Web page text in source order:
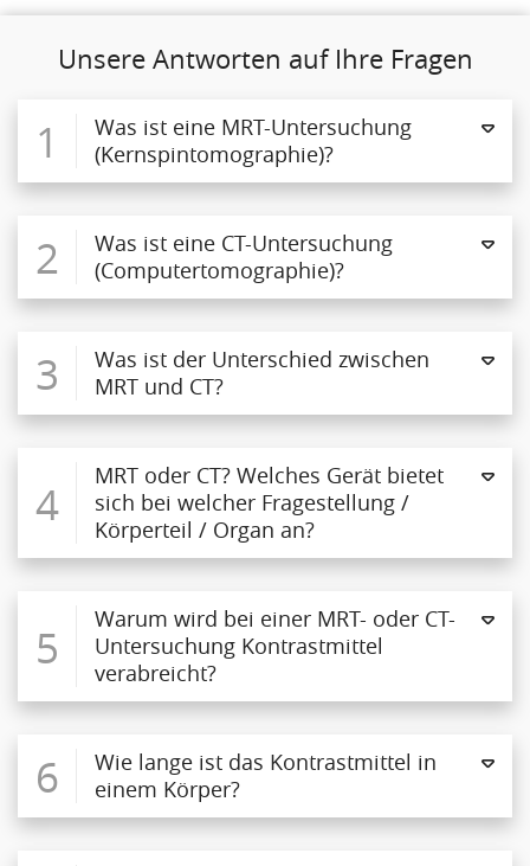
Unsere Antworten auf Ihre Fragen
1
Was ist eine MRT-Untersuchung
(Kernspintomographie)?
2
Was ist eine CT-Untersuchung
(Computertomographie)?
3
Was ist der Unterschied zwischen
MRT und CT?
4
MRT oder CT? Welches Gerät bietet
sich bei welcher Fragestellung /
Körperteil / Organ an?
5
Warum wird bei einer MRT- oder CT-
Untersuchung Kontrastmittel
verabreicht?
6
Wie lange ist das Kontrastmittel in
einem Körper?